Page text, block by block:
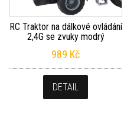
RC Traktor na dálkové ovládání
2,4G se zvuky modrý
989 Kč
DETAIL